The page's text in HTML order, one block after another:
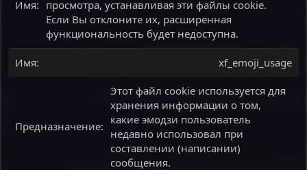
просмотра, устанавливая эти файлы cookie.
Если Вы отклоните их, расширенная
функциональность будет недоступна.
xf_emoji_usage
Этот файл cookie используется для
хранения информации о том,
какие эмодзи пользователь
недавно использовал при
составлении (написании)
сообщения.